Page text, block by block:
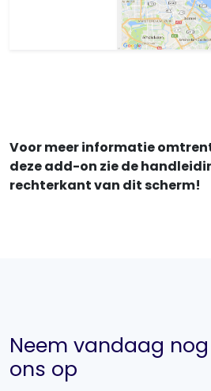
Voor meer informatie
deze add-on zie de
rechterkant van dit scherm!
Neem vandaag
ons op